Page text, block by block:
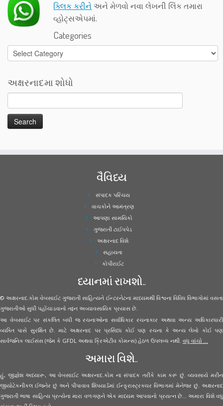
ક્લિક કરીને અને મેળવો નવા લેખની લિંક તમારા
વ્હોટ્સએપમાં.
Categories
Categories
અક્ષરનાદમા શોધો
વૈવિધ્ય
સંપાદક પરિચય
વાચકોને આમંત્રણ
આપણા સામયિકો
ગુજરાતી ટાઈપપેડ
અક્ષરનાદ વિશે
સહાયતા
કોપીરાઈટ
ધ્યાનમાં રાખશો..
© અક્ષરનાદ.કોમ વેબસાઈટ ગુજરાતી સાહિત્યને ઈન્ટરનેટના માધ્યમથી વિશ્વના વિવિધ વિભાગોમાં વસતા
ગુજરાતીઓ સુધી પહોંચાડવાનો તદ્દન અવ્યાવસાયિક પ્રયાસ છે.
આ વેબસાઈટ પર સંકલિત બધી જ રચનાઓના સર્વાધિકાર રચનાકાર અથવા અન્ય અધિકારધારી
વ્યક્તિ પાસે સુરક્ષિત છે. માટે અક્ષરનાદ પર પ્રસિધ્ધ કોઈ પણ રચના કે અન્ય લેખો કોઈ પણ
સાર્વજનિક લાઈસંસ (જેમ કે GFDL અથવા ક્રિએટીવ કોમન્સ) હેઠળ ઉપલબ્ધ નથી. વધુ વાંચો ...
અમારા વિશે..
હું, જીજ્ઞેશ અધ્યારૂ, આ વેબસાઈટ અક્ષરનાદ.કોમ ના સંપાદક તરીકે કામ કરૂં છું. વ્યવસાયે મરીન
જીયોટેકનીકલ ઈજનેર છું અને પીપાવાવ શિપયાર્ડમાં ઈન્ફ્રાસ્ટ્રક્ચર વિભાગમાં મેનેજર છું. અક્ષરનાદ
ગુજરાતી ભાષા સાહિત્ય પ્રત્યેના મારા વળગણને એક માધ્યમ આપવાનો પ્રયત્ન છે... અમારા વિશે વધુ